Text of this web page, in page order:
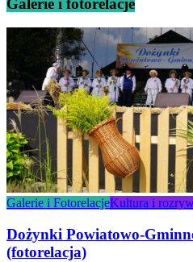
Galerie i fotorelacje
Galerie i FotorelacjeKultura i
Dożynki Powiatowo-
(fotorelacja)